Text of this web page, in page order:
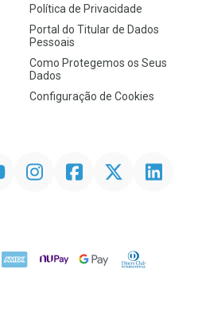
Política de Privacidade
Portal do Titular de Dados
Pessoais
Como Protegemos os Seus
Dados
Configuração de Cookies
InstagramFacebookTwitter Linkedin
AMEX NuPay Google PayDiners Club